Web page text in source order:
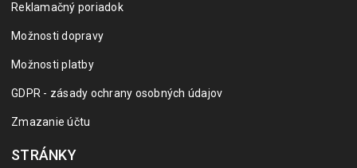
Reklamačný poriadok
Možnosti dopravy
Možnosti platby
GDPR - zásady ochrany osobných údajov
Zmazanie účtu
STRÁNKY